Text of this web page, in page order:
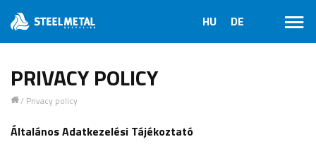
PRIVACY POLICY
1/ Privacy policy
Általános Adatkezelési Tájékoztató